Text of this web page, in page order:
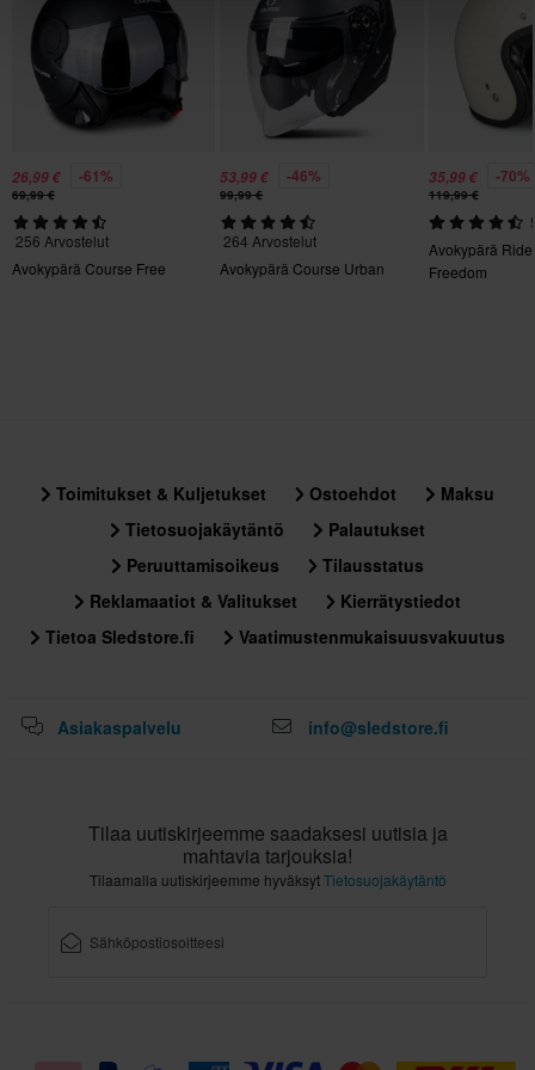
347 x 403 x 339 mm
347 x 403 x 339 mm
XXL
347 x 403 x 339 mm
26,99 € -61%
69,99 €
256 Arvostelut
Avokypärä Course Free
53,99 € -46%
99,99 €
264 Arvostelut
Avokypärä Course Urban
35,99 € -70%
119,99 €
Avokypärä
Freedom
Toimitukset & Kuljetukset Ostoehdot
Maksu
Tietosuojakäytäntö
Palautukset
Peruuttamisoikeus
Tilausstatus
Reklamaatiot & Valitukset
Kierrätystiedot
Tietoa Sledstore.fi
Vaatimustenmukaisuusvakuutus
Asiakaspalvelu info@sledstore.fi
Tilaa uutiskirjeemme saadaksesi uutisia ja
mahtavia tarjouksia!
Tilaamalla uutiskirjeemme hyväksytTietosuojakäytäntö